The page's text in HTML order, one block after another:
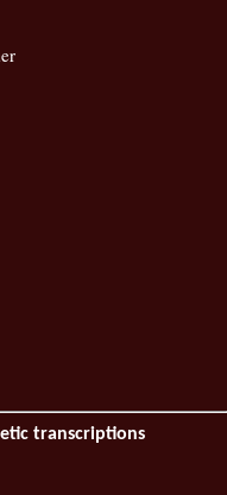
transcriptions